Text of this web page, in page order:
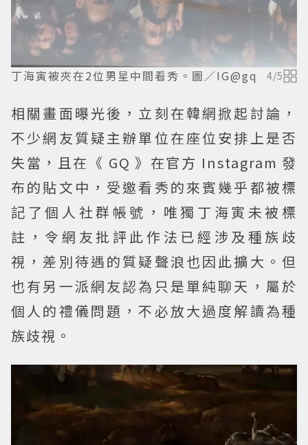
丁海寅被夾在2位男星中間看秀。圖／IG@gq 4/5
相關畫面曝光後，立刻在韓網掀起討論，
不少網友質疑主辦單位在座位安排上是否
失當，且在《 GQ 》在官方 Instagram 發
布的貼文中，受邀看秀的來賓幾乎都被標
記了個人社群帳號，唯獨丁海寅未被標
註，令網友批評此作法已經涉及種族歧
視，差別待遇的質疑聲浪也因此擴大。但
也有另一派網友認為只是單純聊天，屬於
個人的禮儀問題，不必放大過度解讀為種
族歧視。